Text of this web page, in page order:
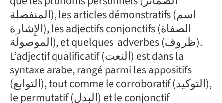
المنفصلة), les articles démonstratifs (اسم
الإِشارة), les adjectifs conjonctifs (الصفاة
الموصولة), et quelques adverbes (ظروف).
L’adjectif qualificatif (النعت) est dans la
syntaxe arabe, rangé parmi les appositifs
(التوابع), tout comme le corroboratif (التوكيد),
le permutatif (البدل) et le conjonctif